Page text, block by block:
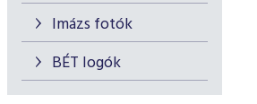
Imázs fotók
BÉT logók